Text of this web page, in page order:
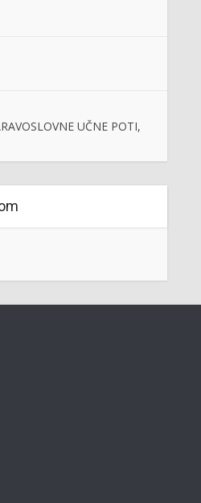
domov
UČNE POTI,